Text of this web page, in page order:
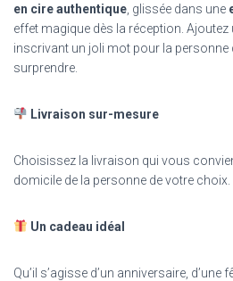
en cire authentique , glissée dans une
effet magique dès la réception.
inscrivant un joli mot pour la personne
surprendre.
Livraison sur-mesure
Choisissez la livraison qui vous
domicile de la personne de votre choix.
Un cadeau idéal
Qu’il s’agisse d’un anniversaire, d’une